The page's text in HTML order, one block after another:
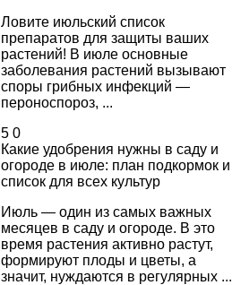
Ловите июльский список
препаратов для защиты ваших
растений! В июле основные
заболевания растений вызывают
споры грибных инфекций —
пероноспороз, ...
5 0
Какие удобрения нужны в саду и
огороде в июле: план подкормок и
список для всех культур
Июль — один из самых важных
месяцев в саду и огороде. В это
время растения активно растут,
формируют плоды и цветы, а
значит, нуждаются в регулярных ...